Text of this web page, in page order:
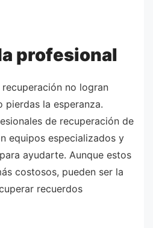
profesional
no logran
pierdas la esperanza.
de recuperación de
equipos especializados y
ayudarte. Aunque estos
costosos, pueden ser la
recuerdos